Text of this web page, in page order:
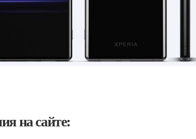
на сайте: